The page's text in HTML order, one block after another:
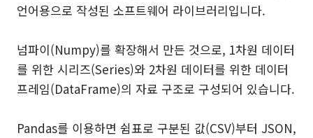
언어용으로 작성된 소프트웨어 라이브러리입니다.
넘파이(Numpy)를 확장해서 만든 것으로, 1차원 데이터
를 위한 시리즈(Series)와 2차원 데이터를 위한 데이터
프레임(DataFrame)의 자료 구조로 구성되어 있습니다.
Pandas를 이용하면 쉼표로 구분된 값(CSV)부터 JSON,